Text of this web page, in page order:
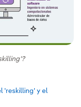
'reskilling' y el